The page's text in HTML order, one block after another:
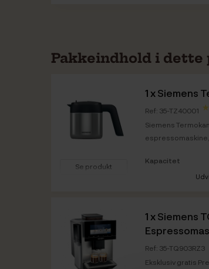
Pakkeindhold i dette
Se produkt
1 xSiemens
Ref: 35-TZ40001
Siemens
espressomaskine,
Kapacitet
1 xSiemens
Ref: 35-TQ903RZ3
Eksklusiv gratis